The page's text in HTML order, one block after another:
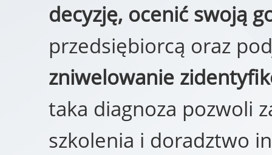
decyzję, ocenić swoją
przedsiębiorcą oraz
zniwelowanie
taka diagnoza pozwoli
szkolenia i doradztwo